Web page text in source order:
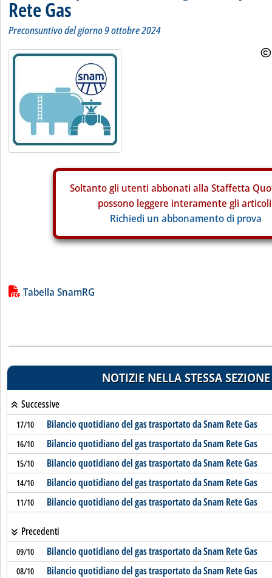
Rete Gas
Preconsuntivo del giorno 9 ottobre 2024
Soltanto gli utenti abbonati alla Staffetta
possono leggere interamente gli
Richiedi un abbonamento di prova
Lista allegati PDF alla notizia
Tabella SnamRG
NOTIZIE NELLA STESSA SEZIONE
Successive
17/10 Bilancio quotidiano del gas trasportato da Snam Rete Gas
16/10 Bilancio quotidiano del gas trasportato da Snam Rete Gas
15/10 Bilancio quotidiano del gas trasportato da Snam Rete Gas
14/10 Bilancio quotidiano del gas trasportato da Snam Rete Gas
11/10 Bilancio quotidiano del gas trasportato da Snam Rete Gas
Precedenti
09/10 Bilancio quotidiano del gas trasportato da Snam Rete Gas
08/10 Bilancio quotidiano del gas trasportato da Snam Rete Gas